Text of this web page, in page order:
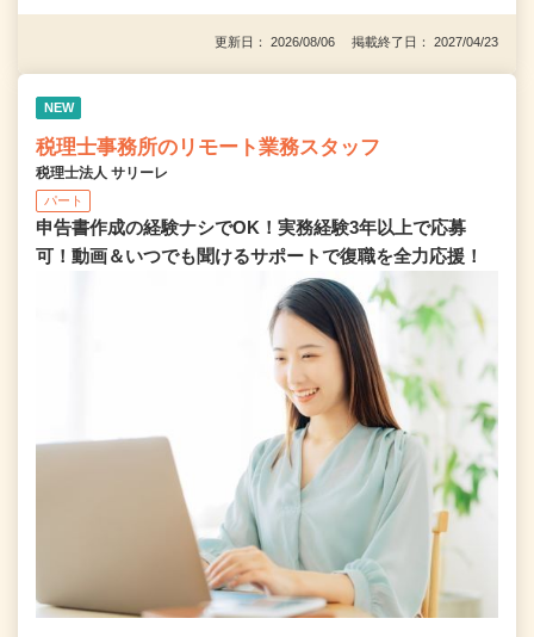
更新日： 2026/08/06 掲載終了日： 2027/04/23
NEW
税理士事務所のリモート業務スタッフ
税理士法人 サリーレ
パート
申告書作成の経験ナシでOK！実務経験3年以上で応募
可！動画＆いつでも聞けるサポートで復職を全⼒応援！